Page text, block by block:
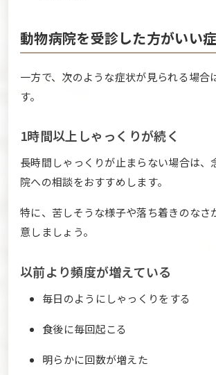
動物病院を受診した方がいい
一方で、次のような症状が見られる場合
す。
1時間以上しゃっくりが続く
長時間しゃっくりが止まらない場合は、
院への相談をおすすめします。
特に、苦しそうな様子や落ち着きのなさ
意しましょう。
以前より頻度が増えている
毎日のようにしゃっくりをする
食後に毎回起こる
明らかに回数が増えた